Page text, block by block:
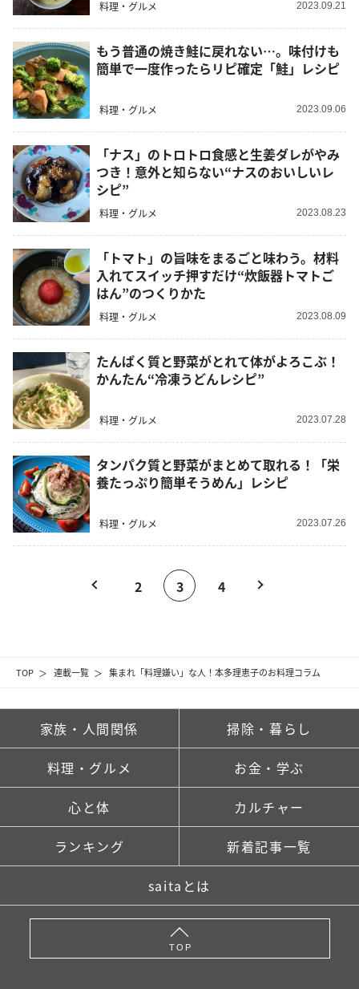
TOP 連載一覧 集まれ「料理嫌い」な人！本多理恵子のお料理コラム
料理・グルメ 2023.09.21
もう普通の焼き鮭に戻れない…。味付けも
簡単で一度作ったらリピ確定「鮭」レシピ
料理・グルメ 2023.09.06
「ナス」のトロトロ食感と生姜ダレがやみ
つき！意外と知らない“ナスのおいしいレ
シピ”
料理・グルメ 2023.08.23
「トマト」の旨味をまるごと味わう。材料
入れてスイッチ押すだけ“炊飯器トマトご
はん”のつくりかた
料理・グルメ 2023.08.09
たんぱく質と野菜がとれて体がよろこぶ！
かんたん“冷凍うどんレシピ”
料理・グルメ 2023.07.28
タンパク質と野菜がまとめて取れる！「栄
養たっぷり簡単そうめん」レシピ
料理・グルメ 2023.07.26
2 3 4
家族・人間関係 掃除・暮らし
料理・グルメ お金・学ぶ
心と体 カルチャー
ランキング 新着記事一覧
saitaとは
TOP